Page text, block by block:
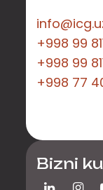
+998 99
+998 99
+998 77
Bizni